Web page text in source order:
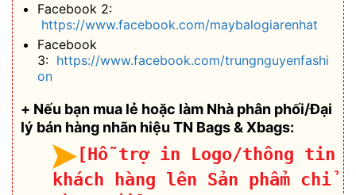
Facebook 2:
https://www.facebook.com/maybalogiarenhat
Facebook
3: https://www.facebook.com/trungnguyenfashi
on
+ Nếu bạn mua lẻ hoặc làm Nhà phân phối/Đại
lý bán hàng nhãn hiệu TN Bags & Xbags:
[Hỗ trợ in Logo/thông tin
khách hàng lên Sản phẩm chỉ